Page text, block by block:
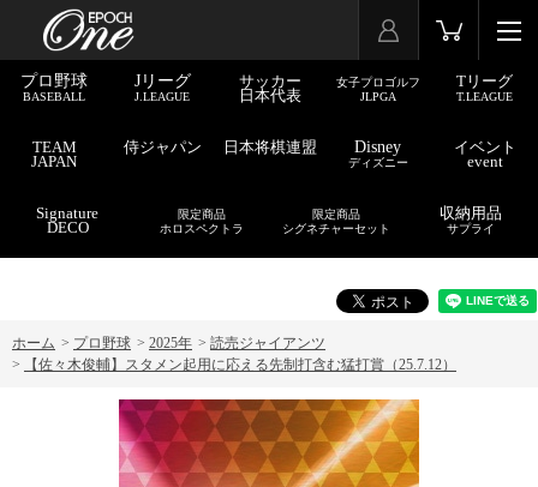
プロ野球
BASEBALL
Jリーグ
J.LEAGUE
サッカー
日本代表
女子プロゴルフ
JLPGA
Tリーグ
T.LEAGUE
TEAM
JAPAN
侍ジャパン 日本将棋連盟 Disney
ディズニー
イベント
event
Signature
DECO
限定商品
ホロスペクトラ
限定商品
シグネチャーセット
収納用品
サプライ
ホーム > プロ野球 > 2025年 > 読売ジャイアンツ
>
【佐々木俊輔】スタメン起用に応える先制打含む猛打賞（25.7.12）